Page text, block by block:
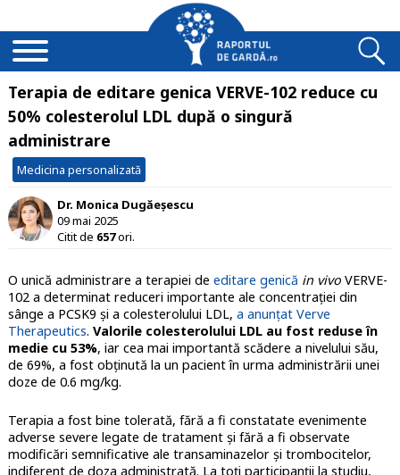
Terapia de editare genica VERVE-102 reduce cu
50% colesterolul LDL după o singură
administrare
Medicina personalizată
Dr. Monica Dugăeșescu
09 mai 2025
Citit de 657ori.
O unică administrare a terapiei de editare genică in vivoVERVE-
102 a determinat reduceri importante ale concentrației din
sânge a PCSK9 și a colesterolului LDL, a anunțat Verve
Therapeutics. Valorile colesterolului LDL au fost reduse în
medie cu 53%, iar cea mai importantă scădere a nivelului său,
de 69%, a fost obținută la un pacient în urma administrării unei
doze de 0.6 mg/kg.
Terapia a fost bine tolerată, fără a fi constatate evenimente
adverse severe legate de tratament și fără a fi observate
modificări semnificative ale transaminazelor și trombocitelor,
indiferent de doza administrată. La toți participanții la studiu,